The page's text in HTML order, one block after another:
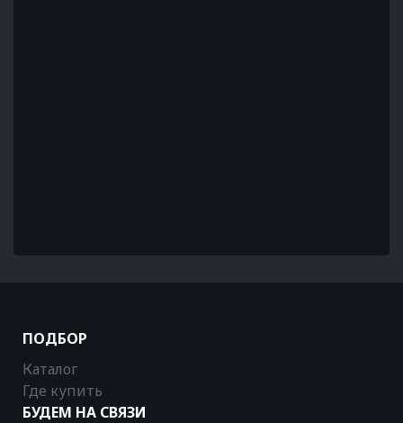
ПОДБОР
Каталог
Где купить
БУДЕМ НА СВЯЗИ